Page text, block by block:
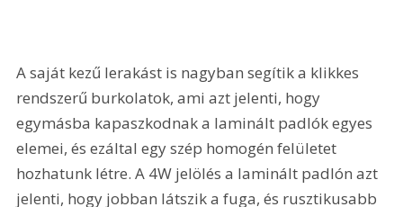
A saját kezű lerakást is nagyban segítik a klikkes
rendszerű burkolatok, ami azt jelenti, hogy
egymásba kapaszkodnak a laminált padlók egyes
elemei, és ezáltal egy szép homogén felületet
hozhatunk létre. A 4W jelölés a laminált padlón azt
jelenti, hogy jobban látszik a fuga, és rusztikusabb